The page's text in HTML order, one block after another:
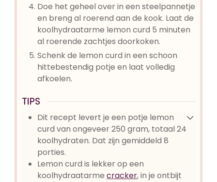
Doe het geheel over in een steelpannetje
en breng al roerend aan de kook. Laat de
koolhydraatarme lemon curd 5 minuten
al roerende zachtjes doorkoken.
Schenk de lemon curd in een schoon
hittebestendig potje en laat volledig
afkoelen.
TIPS
Dit recept levert je een potje lemon
curd van ongeveer 250 gram, totaal 24
koolhydraten. Dat zijn gemiddeld 8
porties.
Lemon curd is lekker op een
koolhydraatarme cracker, in je ontbijt